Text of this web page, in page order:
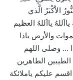
الاَْكْبَرُ الَّذي
يااَللهُ العظيم
والأرض ياذا
… وصلى اللهم
الطاهرين
عليكم ياملائكة